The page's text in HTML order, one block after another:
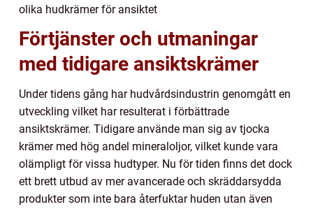
olika hudkrämer för ansiktet
Förtjänster och utmaningar
med tidigare ansiktskrämer
Under tidens gång har hudvårdsindustrin genomgått en
utveckling vilket har resulterat i förbättrade
ansiktskrämer. Tidigare använde man sig av tjocka
krämer med hög andel mineraloljor, vilket kunde vara
olämpligt för vissa hudtyper. Nu för tiden finns det dock
ett brett utbud av mer avancerade och skräddarsydda
produkter som inte bara återfuktar huden utan även